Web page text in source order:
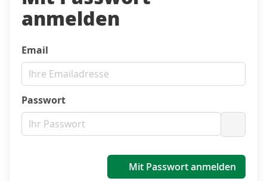
anmelden
Email
Passwort
Mit Passwort anmelden